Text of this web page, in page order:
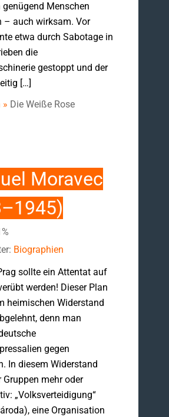
Menschen
– auch wirksam. Vor
etwa durch Sabotage in
die
gestoppt und der
[…]
» Die Weiße Rose
Moravec
Biographien
sollte ein Attentat auf
werden! Dieser Plan
heimischen Widerstand
denn man
gegen
In diesem Widerstand
Gruppen mehr oder
„Volksverteidigung“
eine Organisation